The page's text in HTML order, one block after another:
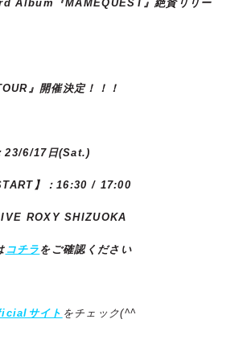
Album『MAMEQUEST』絶賛リリー
』開催決定！！！
23/6/17日(Sat.)
】：16:30 / 17:00
ROXY SHIZUOKA
コチラ をご確認ください
サイト をチェック(^^ゞ